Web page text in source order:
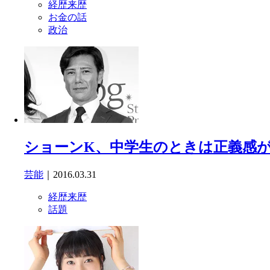
経歴来歴
お金の話
政治
ショーンK、中学生のときは正義感
芸能 ｜2016.03.31
経歴来歴
話題